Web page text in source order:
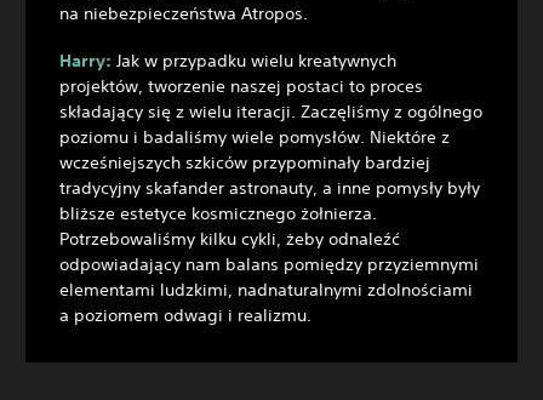
na niebezpieczeństwa Atropos.
Harry: Jak w przypadku wielu kreatywnych
projektów, tworzenie naszej postaci to proces
składający się z wielu iteracji. Zaczęliśmy z ogólnego
poziomu i badaliśmy wiele pomysłów. Niektóre z
wcześniejszych szkiców przypominały bardziej
tradycyjny skafander astronauty, a inne pomysły były
bliższe estetyce kosmicznego żołnierza.
Potrzebowaliśmy kilku cykli, żeby odnaleźć
odpowiadający nam balans pomiędzy przyziemnymi
elementami ludzkimi, nadnaturalnymi zdolnościami
a poziomem odwagi i realizmu.